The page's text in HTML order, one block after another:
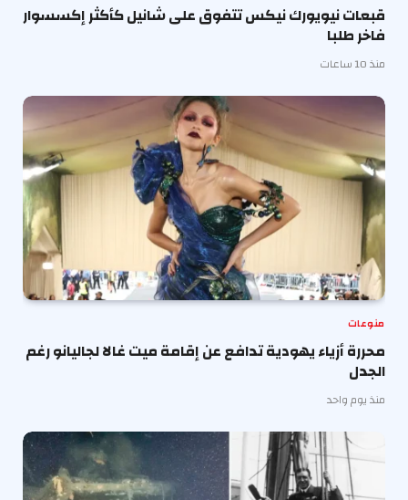
قبعات نيويورك نيكس تتفوق على شانيل كأكثر إكسسوار
فاخر طلبا
منذ 10 ساعات
منوعات
محررة أزياء يهودية تدافع عن إقامة ميت غالا لجاليانو رغم
الجدل
منذ يوم واحد